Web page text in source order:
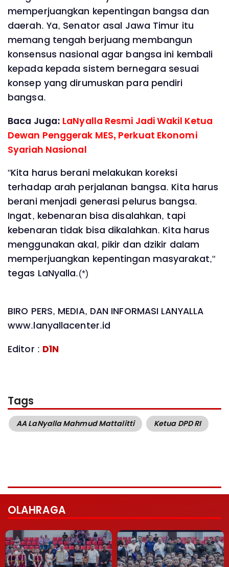
memperjuangkan kepentingan bangsa dan
daerah. Ya, Senator asal Jawa Timur itu
memang tengah berjuang membangun
konsensus nasional agar bangsa ini kembali
kepada kepada sistem bernegara sesuai
konsep yang dirumuskan para pendiri
bangsa.
Baca Juga: LaNyalla Resmi Jadi Wakil Ketua
Dewan Penggerak MES, Perkuat Ekonomi
Syariah Nasional
"Kita harus berani melakukan koreksi
terhadap arah perjalanan bangsa. Kita harus
berani menjadi generasi pelurus bangsa.
Ingat, kebenaran bisa disalahkan, tapi
kebenaran tidak bisa dikalahkan. Kita harus
menggunakan akal, pikir dan dzikir dalam
memperjuangkan kepentingan masyarakat,"
tegas LaNyalla.(*)
BIRO PERS, MEDIA, DAN INFORMASI LANYALLA
www.lanyallacenter.id
Editor : D1N
Tags
AA LaNyalla Mahmud Mattalitti Ketua DPD RI
OLAHRAGA